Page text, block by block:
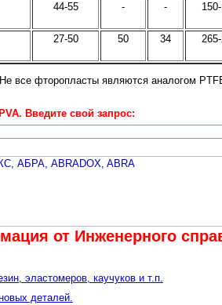
44-55 - -
27-50 50 34
все фторопласты являются аналогом
Введите свой запрос:
от Инженерного
эластомеров, каучуков и т.п.
деталей.